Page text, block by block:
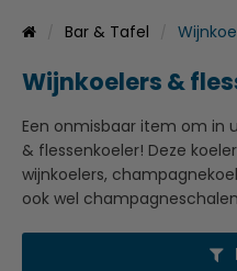
Bar & Tafel
Wijnkoelers &
Een onmisbaar item om in
& flessenkoeler! Deze
wijnkoelers,
ook wel